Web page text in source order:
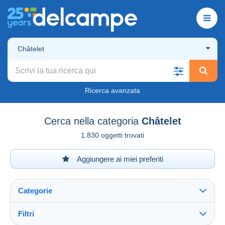
Châtelet
Ricerca avanzata
Cerca nella categoria Châtelet
1.830 oggetti trovati
Aggiungere ai miei preferiti
Categorie
Filtri